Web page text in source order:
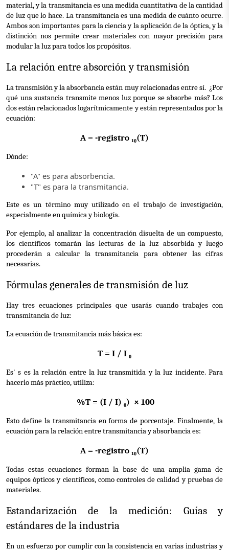
material, y la transmitancia es una medida cuantitativa de la cantidad
de luz que lo hace. La transmitancia es una medida de cuánto ocurre.
Ambos son importantes para la ciencia y la aplicación de la óptica, y la
distinción nos permite crear materiales con mayor precisión para
modular la luz para todos los propósitos.
La relación entre absorción y transmisión
La transmisión y la absorbancia están muy relacionadas entre sí.  ¿Por
qué una sustancia transmite menos luz porque se absorbe más? Los
dos están relacionados logarítmicamente y están representados por la
ecuación:
A = -registro ₁₀(T)
Dónde:
"A" es para absorbencia.
"T" es para la transmitancia.
Este es un término muy utilizado en el trabajo de investigación,
especialmente en química y biología.
Por ejemplo, al analizar la concentración disuelta de un compuesto,
los científicos tomarán las lecturas de la luz absorbida y luego
procederán a calcular la transmitancia para obtener las cifras
necesarias.
Fórmulas generales de transmisión de luz
Hay tres ecuaciones principales que usarás cuando trabajes con
transmitancia de luz:
La ecuación de transmitancia más básica es:
T = I / I ₀
Es' s es la relación entre la luz transmitida y la luz incidente. Para
hacerlo más práctico, utiliza:
%T = (I / I) ₀)  × 100
Esto define la transmitancia en forma de porcentaje. Finalmente, la
ecuación para la relación entre transmitancia y absorbancia es:
A = -registro ₁₀(T)
Todas estas ecuaciones forman la base de una amplia gama de
equipos ópticos y científicos, como controles de calidad y pruebas de
materiales.
Estandarización de la medición: Guías y
estándares de la industria
En un esfuerzo por cumplir con la consistencia en varias industrias y